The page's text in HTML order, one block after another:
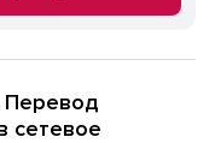
Перевод
сетевое